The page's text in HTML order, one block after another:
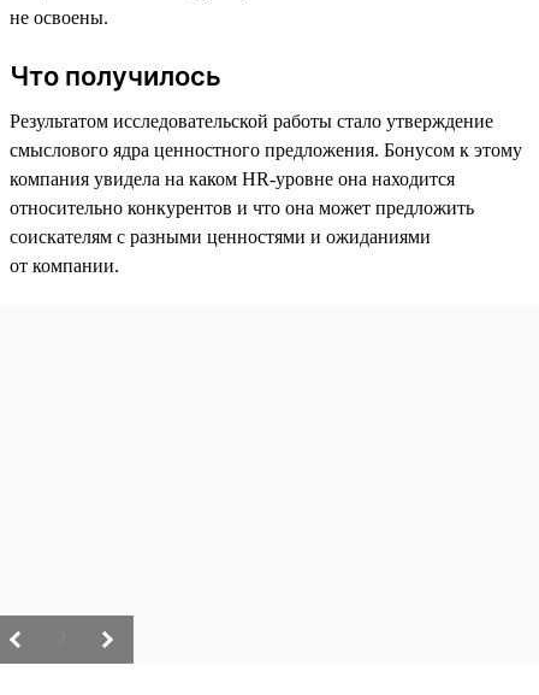
не освоены.
Что получилось
Результатом исследовательской работы стало утверждение
смыслового ядра ценностного предложения. Бонусом к этому
компания увидела на каком HR-уровне она находится
относительно конкурентов и что она может предложить
соискателям с разными ценностями и ожиданиями
от компании.